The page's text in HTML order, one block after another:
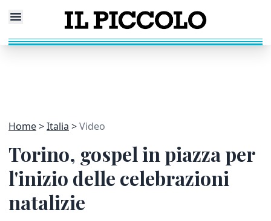
Home Italia Video
Torino, gospel in piazza per
l'inizio delle celebrazioni
natalizie